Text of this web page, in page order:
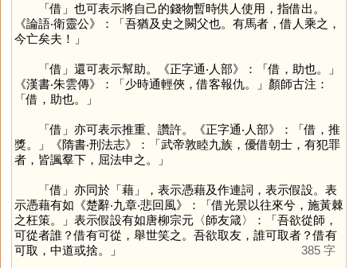
「借 」也可表示將自己的錢物暫時供人使用，指借出。
《論語‧衛靈公》：「吾猶及史之闕父也。有馬者，借人乘之，
今亡矣夫！」
「借 」還可表示幫助。《正字通‧人部》：「借，助也。」
《漢書‧朱雲傳》：「少時通輕俠，借客報仇。」顏師古注：
「借，助也。」
「借 」亦可表示推重、讚許。《正字通‧人部》：「借，推
獎。」《隋書‧刑法志》：「武帝敦睦九族，優借朝士，有犯罪
者，皆諷羣下，屈法申之。」
「借 」亦同於「藉」，表示憑藉及作連詞，表示假設。表
示憑藉有如《楚辭‧九章‧悲回風》：「借光景以往來兮，施黃棘
之枉策。」表示假設有如唐柳宗元〈師友箴〉：「吾欲從師，
可從者誰？借有可從，舉世笑之。吾欲取友，誰可取者？借有
可取，中道或捨。」
385 字